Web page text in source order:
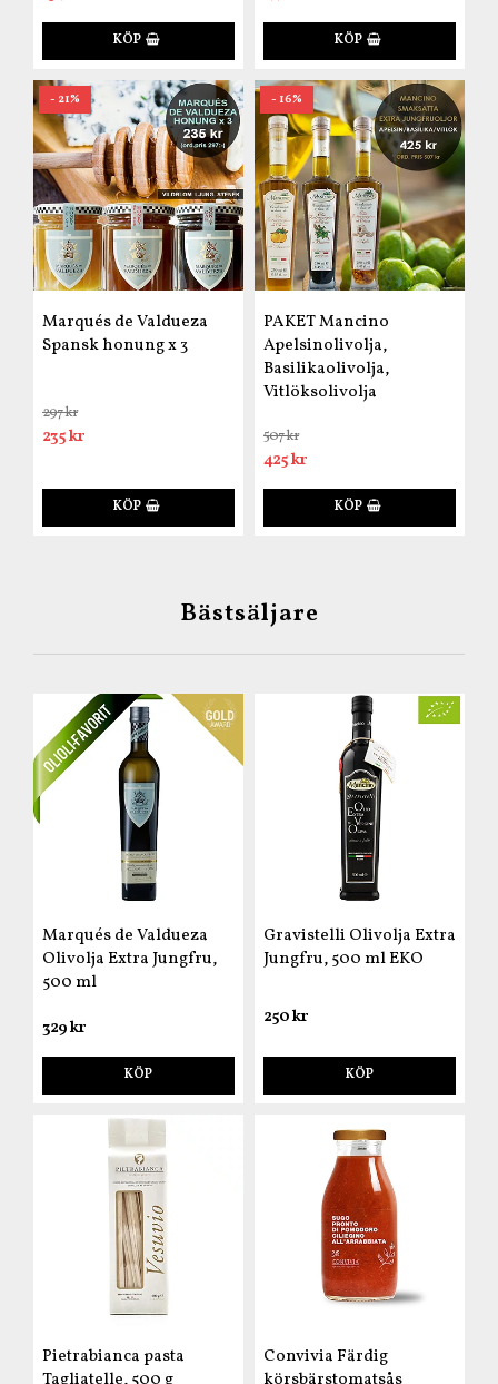
KÖP KÖP
- 21%
Marqués de Valdueza
Spansk honung x 3
297 kr
235 kr
KÖP
- 16%
PAKET Mancino
Apelsinolivolja,
Basilikaolivolja,
Vitlöksolivolja
507 kr
425 kr
KÖP
Bästsäljare
Marqués de Valdueza
Olivolja Extra Jungfru,
500 ml
329 kr
KÖP
Gravistelli Olivolja Extra
Jungfru, 500 ml EKO
250 kr
KÖP
Pietrabianca pasta
Convivia Färdig